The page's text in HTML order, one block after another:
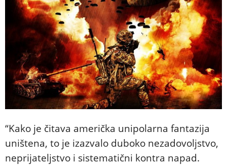
“Kako je čitava američka unipolarna fantazija
uništena, to je izazvalo duboko nezadovoljstvo,
neprijateljstvo i sistematični kontra napad.